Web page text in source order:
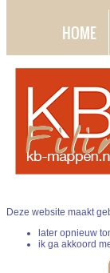
HOME
Deze website maakt
later opnieuw
ik ga akkoord